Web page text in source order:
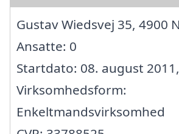
Gustav Wiedsvej 35, 4900
Ansatte: 0
Startdato: 08. august 2011,
Virksomhedsform:
Enkeltmandsvirksomhed